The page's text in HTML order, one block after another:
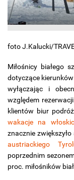
foto J.Kalucki/
Miłośnicy białego
dotyczące
wyłączając i
względem
klientów biur
wakacje na
znacznie
austriackiego
poprzednim
proc. miłośników